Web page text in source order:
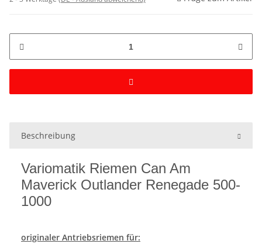
Beschreibung
Variomatik Riemen Can Am
Maverick Outlander Renegade 500-
1000
originaler Antriebsriemen für: